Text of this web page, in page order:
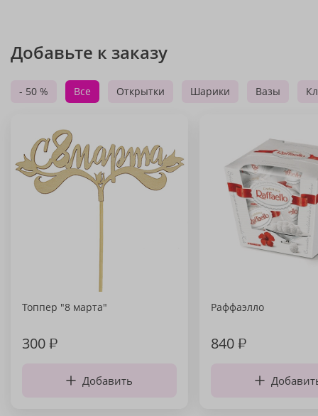
Добавьте к заказу
- 50 % Все Открытки Шарики Вазы
Топпер "8 марта"
300₽
Добавить
Раффаэлло
840₽